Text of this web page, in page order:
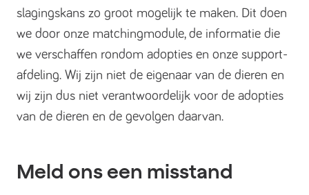
slagingskans zo groot mogelijk te maken. Dit doen
we door onze matchingmodule, de informatie die
we verschaffen rondom adopties en onze support-
afdeling. Wij zijn niet de eigenaar van de dieren en
wij zijn dus niet verantwoordelijk voor de adopties
van de dieren en de gevolgen daarvan.
Meld ons een misstand